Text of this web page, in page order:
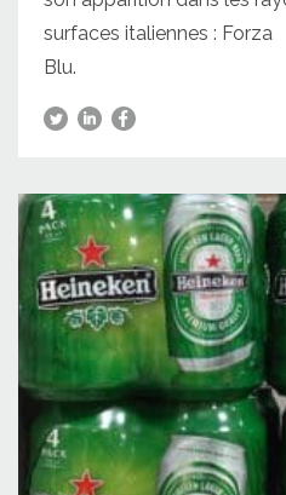
surfaces italiennes : Forza
Blu.